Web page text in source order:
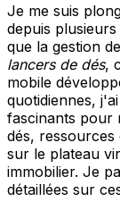
Je me suis
depuis
que la gestion
lancers de dés,
mobile
quotidiennes,
fascinants pour
dés, ressources
sur le plateau
immobilier. Je
détaillées sur